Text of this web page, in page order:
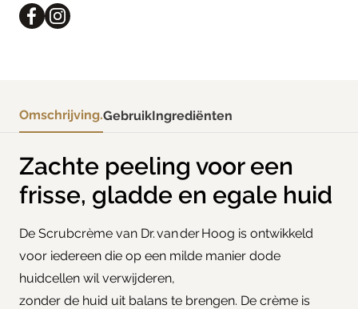
Omschrijving.GebruikIngrediënten
Zachte peeling voor een
frisse, gladde en egale huid
De Scrubcrème van Dr. van der Hoog is ontwikkeld
voor iedereen die op een milde manier dode
huidcellen wil verwijderen,
zonder de huid uit balans te brengen. De crème is